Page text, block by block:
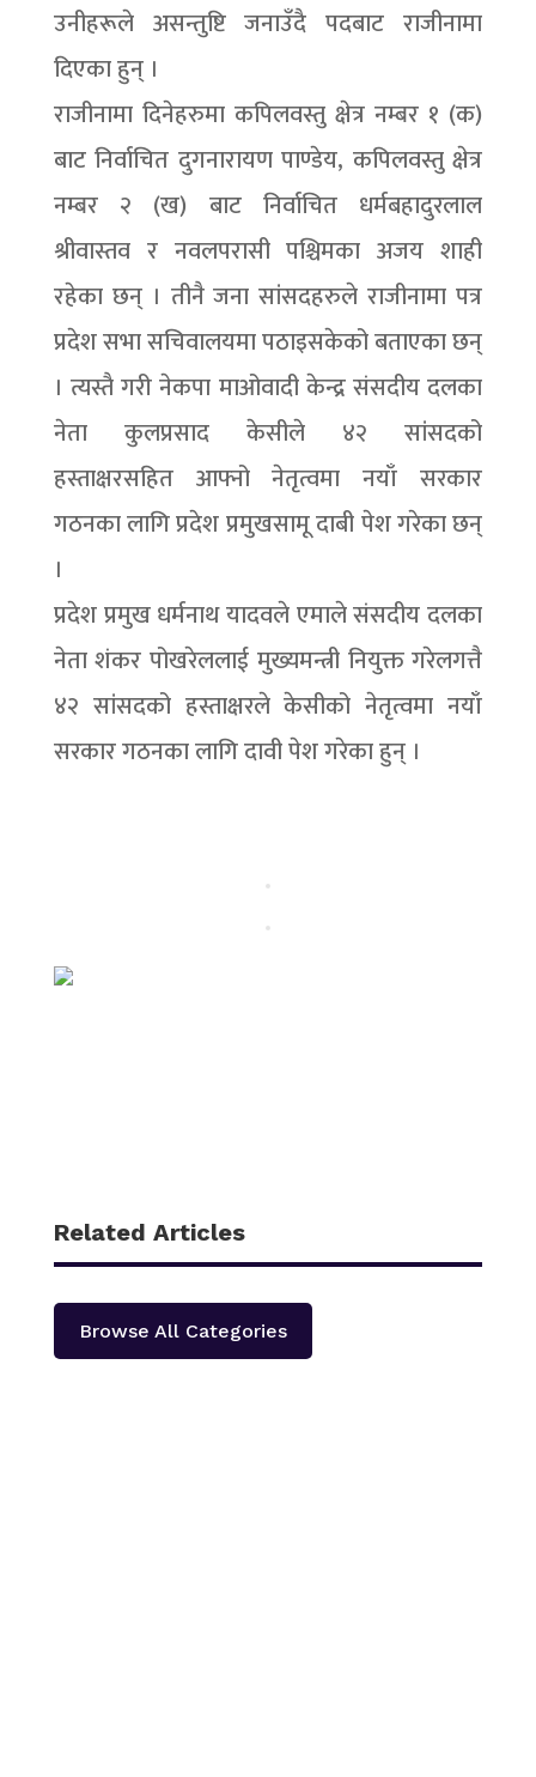
उनीहरूले असन्तुष्टि जनाउँदै पदबाट राजीनामा
दिएका हुन् ।
राजीनामा दिनेहरुमा कपिलवस्तु क्षेत्र नम्बर १ (क)
बाट निर्वाचित दुगनारायण पाण्डेय, कपिलवस्तु क्षेत्र
नम्बर २ (ख) बाट निर्वाचित धर्मबहादुरलाल
श्रीवास्तव र नवलपरासी पश्चिमका अजय शाही
रहेका छन् । तीनै जना सांसदहरुले राजीनामा पत्र
प्रदेश सभा सचिवालयमा पठाइसकेको बताएका छन्
। त्यस्तै गरी नेकपा माओवादी केन्द्र संसदीय दलका
नेता कुलप्रसाद केसीले ४२ सांसदको
हस्ताक्षरसहित आफ्नो नेतृत्वमा नयाँ सरकार
गठनका लागि प्रदेश प्रमुखसामू दाबी पेश गरेका छन्
।
प्रदेश प्रमुख धर्मनाथ यादवले एमाले संसदीय दलका
नेता शंकर पोखरेललाई मुख्यमन्त्री नियुक्त गरेलगत्तै
४२ सांसदको हस्ताक्षरले केसीको नेतृत्वमा नयाँ
सरकार गठनका लागि दावी पेश गरेका हुन् ।
Related Articles
Browse All Categories